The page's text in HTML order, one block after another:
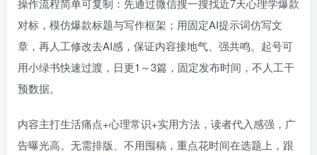
操作流程简单可复制：先通过微信搜一搜找近7天心理学爆款
对标，模仿爆款标题与写作框架；用固定AI提示词仿写文
章，再人工修改去AI感，保证内容接地气、强共鸣。起号可
用小绿书快速过渡，日更1～3篇，固定发布时间，不人工干
预数据。
内容主打生活痛点+心理常识+实用方法，读者代入感强，广
告曝光高。无需排版、不用囤稿，重点花时间在选题上，跟